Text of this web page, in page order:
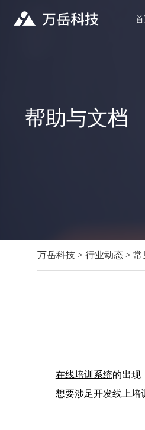
首
帮助与文档
万岳科技> 行业动态> 常
在线培训系统的出现
想要涉足开发线上培